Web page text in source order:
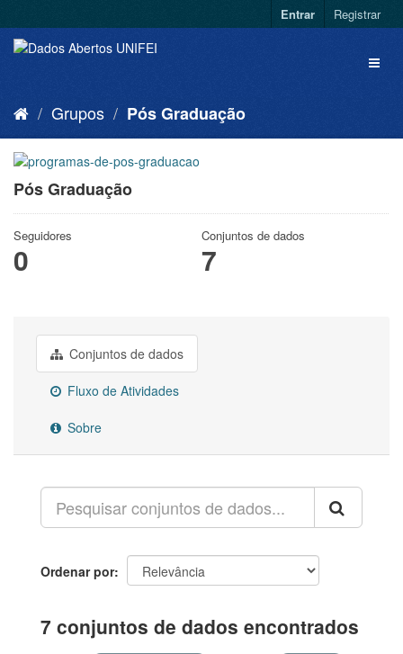
Entrar Registrar
Grupos Pós Graduação
Pós Graduação
Seguidores
0
Conjuntos de dados
7
Conjuntos de dados
Fluxo de Atividades
Sobre
Ordenar por
7 conjuntos de dados encontrados